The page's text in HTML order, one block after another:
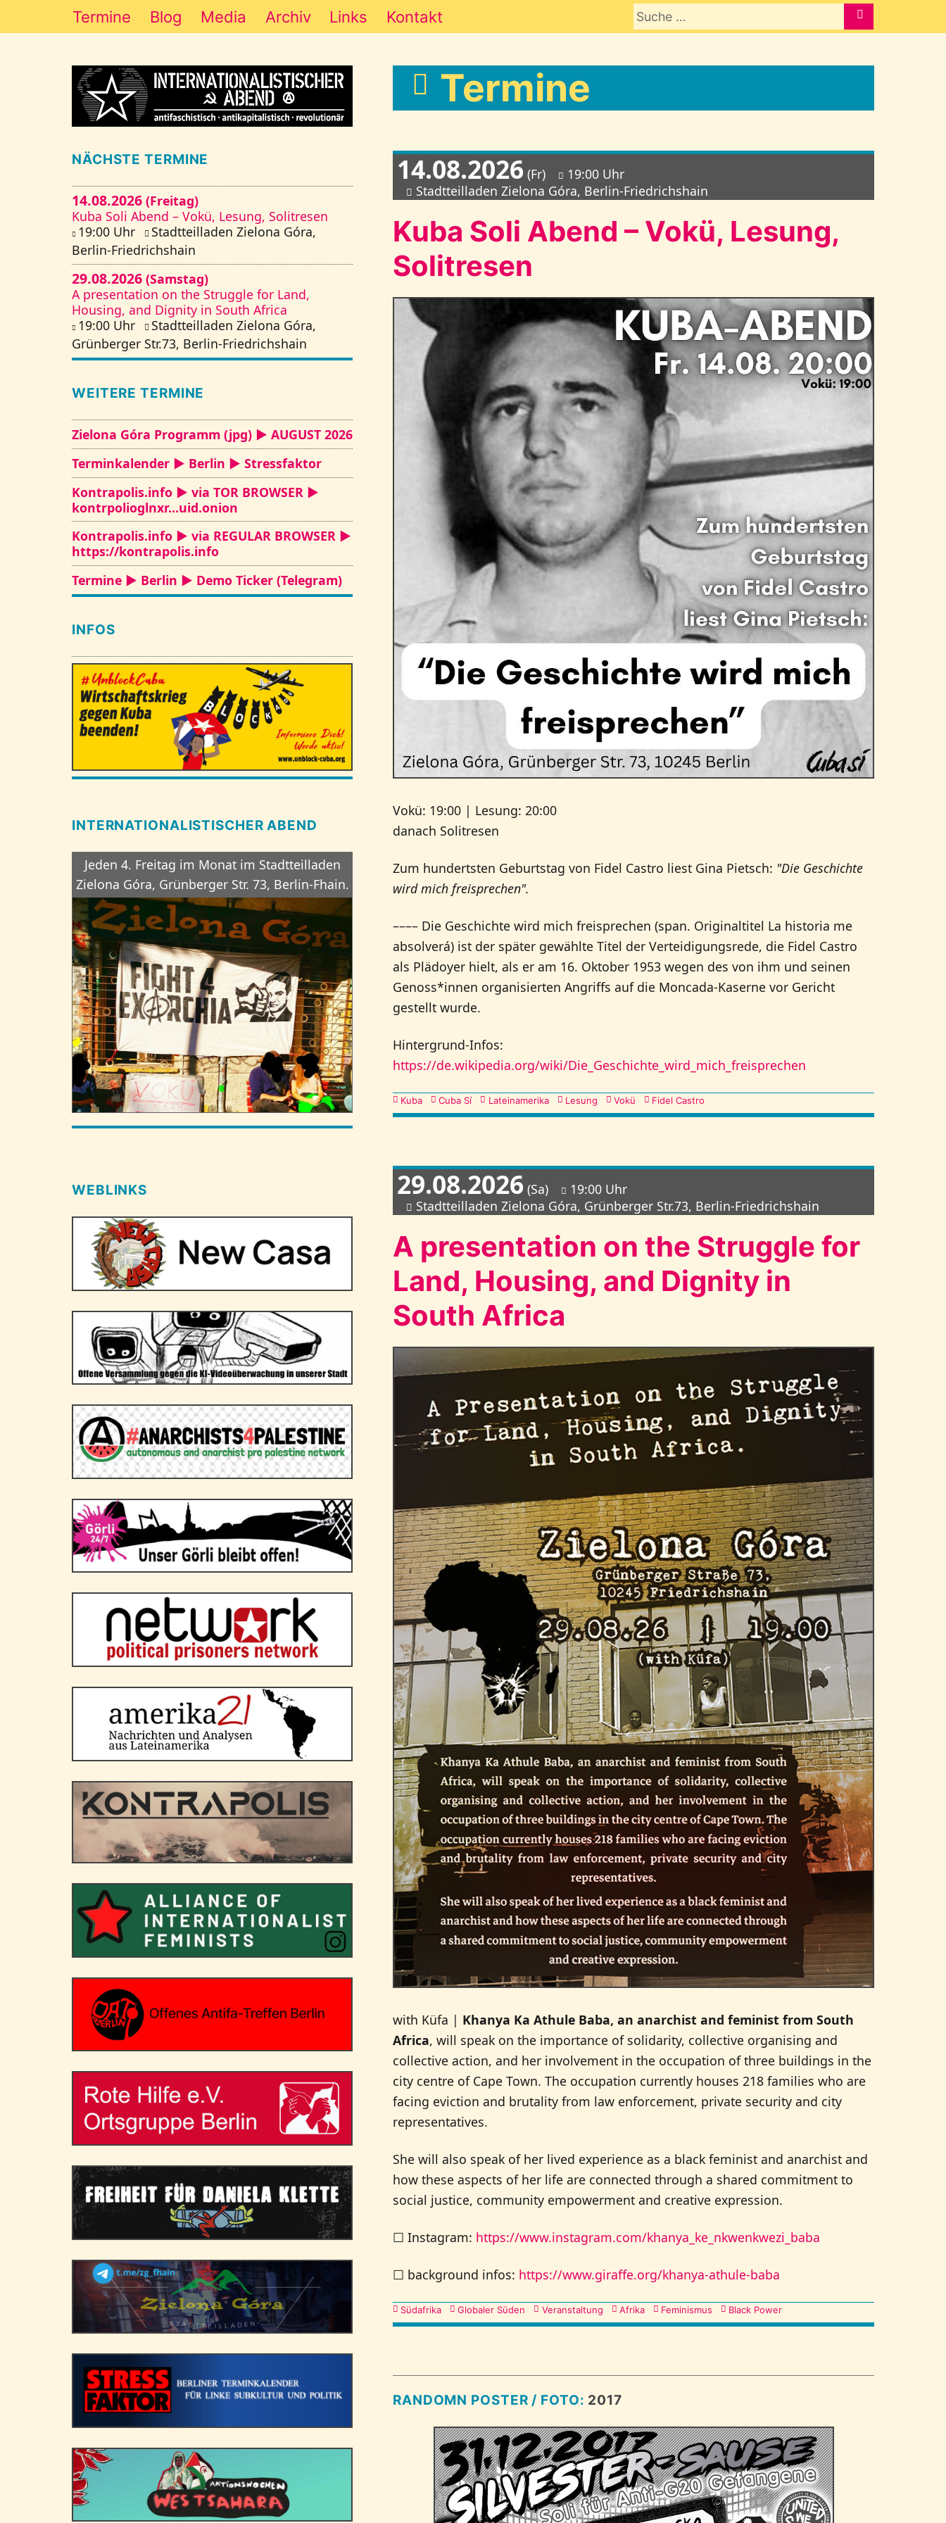
Termine Blog Media Archiv Links Kontakt
Termine
NÄCHSTE TERMINE
14.08.2026 (Freitag)
Kuba Soli Abend – Vokü, Lesung, Solitresen
19:00 Uhr
Stadtteilladen Zielona Góra,
Berlin-Friedrichshain
29.08.2026 (Samstag)
A presentation on the Struggle for Land,
Housing, and Dignity in South Africa
19:00 Uhr
Stadtteilladen Zielona Góra,
Grünberger Str.73, Berlin-Friedrichshain
WEITERE TERMINE
Zielona Góra Programm (jpg) ► AUGUST 2026
Terminkalender ► Berlin ► Stressfaktor
Kontrapolis.info ► via TOR BROWSER ►
kontrpolioglnxr...uid.onion
Kontrapolis.info ► via REGULAR BROWSER ►
https://kontrapolis.info
Termine ► Berlin ► Demo Ticker (Telegram)
INFOS
14.08.2026 (Fr)
19:00 Uhr
Stadtteilladen Zielona Góra, Berlin-Friedrichshain
Kuba Soli Abend – Vokü, Lesung,
Solitresen
Vokü: 19:00 | Lesung: 20:00
danach Solitresen
Zum hundertsten Geburtstag von Fidel Castro liest Gina Pietsch: "Die Geschichte
wird mich freisprechen".
–––– Die Geschichte wird mich freisprechen (span. Originaltitel La historia me
absolverá) ist der später gewählte Titel der Verteidigungsrede, die Fidel Castro
als Plädoyer hielt, als er am 16. Oktober 1953 wegen des von ihm und seinen
Genoss*innen organisierten Angriffs auf die Moncada-Kaserne vor Gericht
gestellt wurde.
Hintergrund-Infos:
https://de.wikipedia.org/wiki/Die_Geschichte_wird_mich_freisprechen
Kategorien
Kuba Cuba Sí Lateinamerika Lesung Vokü Fidel Castro
29.08.2026 (Sa)
19:00 Uhr
Stadtteilladen Zielona Góra, Grünberger Str.73, Berlin-Friedrichshain
A presentation on the Struggle for
Land, Housing, and Dignity in
South Africa
with Küfa | Khanya Ka Athule Baba, an anarchist and feminist from South
Africa, will speak on the importance of solidarity, collective organising and
collective action, and her involvement in the occupation of three buildings in the
city centre of Cape Town. The occupation currently houses 218 families who are
facing eviction and brutality from law enforcement, private security and city
representatives.
She will also speak of her lived experience as a black feminist and anarchist and
how these aspects of her life are connected through a shared commitment to
social justice, community empowerment and creative expression.
☐ Instagram: https://www.instagram.com/khanya_ke_nkwenkwezi_baba
☐ background infos: https://www.giraffe.org/khanya-athule-baba
Kategorien
Südafrika Globaler Süden Veranstaltung Afrika Feminismus Black Power
RANDOMN POSTER / FOTO: 2017
INTERNATIONALISTISCHER ABEND
Jeden 4. Freitag im Monat im Stadtteilladen
Zielona Góra, Grünberger Str. 73, Berlin-Fhain.
WEBLINKS